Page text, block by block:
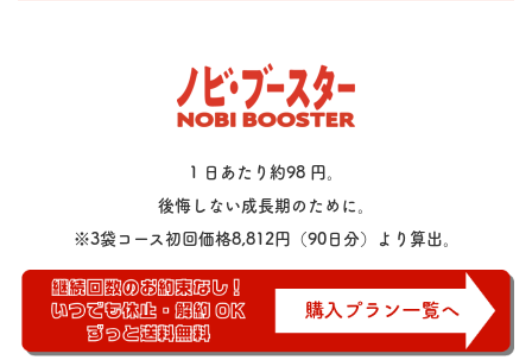
1 日あたり約98 円。
後悔しない成長期のために。
※3袋コース初回価格8,812円（90日分）より算出。